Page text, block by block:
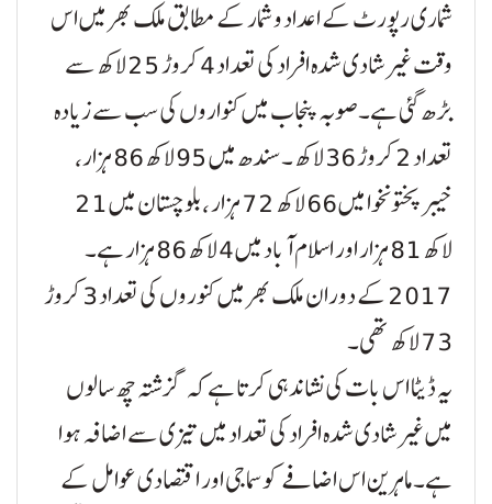
شماری رپورٹ کے اعداد و شمار کے مطابق ملک بھر میں اس
وقت غیر شادی شدہ افراد کی تعداد 4 کروڑ 25 لاکھ سے
بڑھ گئی ہے۔صوبہ پنجاب میں کنواروں کی سب سے زیادہ
تعداد 2 کروڑ 36 لاکھ ۔ سندھ میں 95 لاکھ 86 ہزار،
خیبرپختونخوا میں 66 لاکھ 72 ہزار ، بلوچستان میں 21
لاکھ 81 ہزار اور اسلام آباد میں 4 لاکھ 86 ہزار ہے۔
2017 کے دوران ملک بھر میں کنوروں کی تعداد 3 کروڑ
73 لاکھ تھی۔
یہ ڈیٹا اس بات کی نشاندہی کرتا ہے کہ گزشتہ چھ سالوں
میں غیر شادی شدہ افراد کی تعداد میں تیزی سے اضافہ ہوا
ہے۔ ماہرین اس اضافے کو سماجی اور اقتصادی عوامل کے